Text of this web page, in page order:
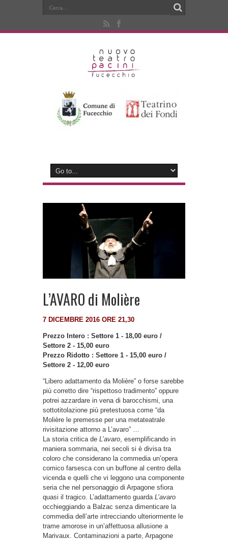
L’AVARO di Molière
7 DICEMBRE 2016 ORE 21,30
Prezzo Intero : Settore 1 - 18,00 euro /
Settore 2 - 15,00 euro
Prezzo Ridotto : Settore 1 - 15,00 euro /
Settore 2 - 12,00 euro
“Libero adattamento da Molière” o forse sarebbe
più corretto dire “rispettoso tradimento” oppure
potrei azzardare in vena di barocchismi, una
sottotitolazione più pretestuosa come “da
Molière le premesse per una metateatrale
rivisitazione attorno a L’avaro” …
La storia critica de L’avaro , esemplificando in
maniera sommaria, nei secoli si è divisa tra
coloro che considerano la commedia un’opera
comico farsesca con un buffone al centro della
vicenda e quelli che vi leggono una componente
seria che nel personaggio di Arpagone sfiora
quasi il tragico. L’adattamento guarda L’avaro
occhieggiando a Balzac senza dimenticare la
commedia dell’arte intrecciando ulteriormente le
trame amorose in un’affettuosa allusione a
Marivaux. Contaminazioni a parte, Arpagone